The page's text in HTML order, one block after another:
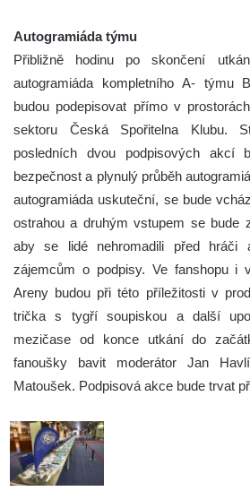
Autogramiáda týmu
Přibližně hodinu po skončení
autogramiáda kompletního A- týmu
budou podepisovat přímo v
sektoru Česká Spořitelna Klubu.
posledních dvou podpisových akcí
bezpečnost a plynulý průběh
autogramiáda uskuteční, se bude
ostrahou a druhým vstupem se bude
aby se lidé nehromadili před hráči
zájemcům o podpisy. Ve fanshopu i
Areny budou při této příležitosti v
trička s tygří soupiskou a další
mezičase od konce utkání do
fanoušky bavit moderátor Jan
Matoušek. Podpisová akce bude trvat